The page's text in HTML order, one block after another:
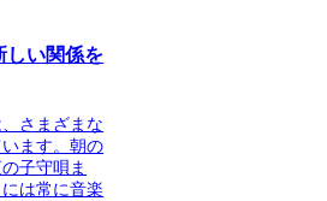
しい関係を
さまざまな
ます。朝の
子守唄ま
は常に音楽